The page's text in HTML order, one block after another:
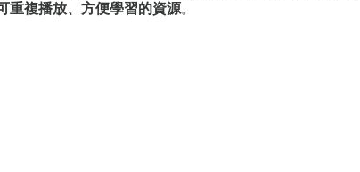
重複播放、方便學習的資源。